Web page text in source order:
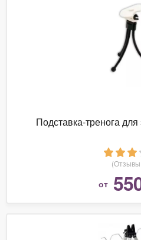
Подставка-тренога для
от